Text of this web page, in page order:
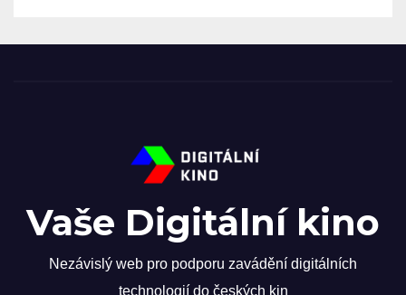
Vaše Digitální kino
Nezávislý web pro podporu zavádění digitálních
technologií do českých kin